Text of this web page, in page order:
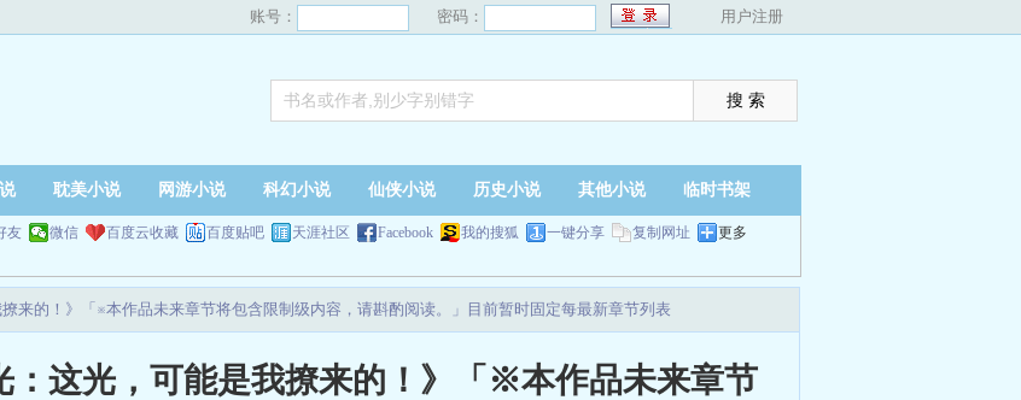
账号： 密码： 用户注册
耽美小说 网游小说 科幻小说 仙侠小说 历史小说 其他小说 临时书架
友 微信 百度云收藏 百度贴吧 天涯社区 Facebook 我的搜狐 一键分享 复制网址 更多
撩来的！》「※本作品未来章节将包含限制级内容，请斟酌阅读。」目前暂时固定每最新章节列表
：这光，可能是我撩来的！》「※本作品未来章节